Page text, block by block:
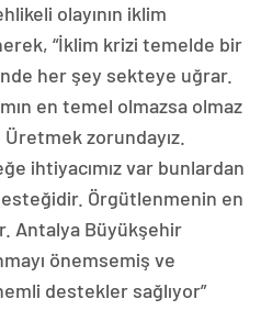
olayının iklim
“İklim krizi temelde bir
her şey sekteye uğrar.
en temel olmazsa olmaz
zorundayız.
ihtiyacımız var bunlardan
Örgütlenmenin en
Antalya Büyükşehir
önemsemiş ve
destekler sağlıyor”